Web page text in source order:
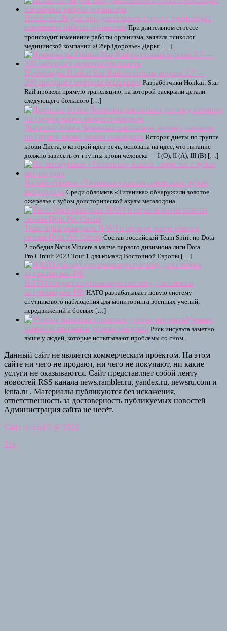
Психолог Якуба: при длительном стрессе происходит
изменение работы организма При длительном стрессе
происходит изменение работы организма, заявила психолог
медицинской компании «СберЗдоровье» Дарья […]
Промокоды Honkai Star Rail со стрима версии 3.7 —
300 звёздного нефрита бесплатно Разработчики Honkai: Star
Rail провели прямую трансляцию, на которой раскрыли детали
следующего большого […]
Диетолог Юлия Чехонина рассказала, почему питание
по группе крови может навредить История диеты по группе
крови Диета, о которой идет речь, основана на идее, что питание
должно зависеть от группы крови человека — I (О), II (A), III (B) […]
На затонувшем «Титанике» нашли ожерелье с зубом
мегалодона Среди обломков «Титаника» обнаружили золотое
ожерелье с зубом доисторической акулы мегалодона.
Team Spirit обыграла NAVI в первом матче нового
сезона Dota Pro Circuit Состав российской Team Spirit по Dota
2 победил Natus Vincere в матче первого дивизиона лиги Dota
Pro Circuit 2023 Tour 1 для команд Восточной Европы […]
НАТО создаст спутниковую систему для слежки
за границами РФ НАТО разрабатывает новую систему
спутникового наблюдения для мониторинга военных учений,
передвижений и боевых […]
Ученые
выявили признаки угрозы инсульта Риск инсульта заметно
выше у людей, которые испытывают проблемы со сном.
Данный сайт не является коммерческим проектом. На этом
сайте ни чего не продают, ни чего не покупают, ни какие
услуги не оказываются. Сайт представляет собой ленту
новостей RSS канала news.rambler.ru, yandex.ru, newsru.com и
lenta.ru . Материалы публикуются без искажения,
ответственность за достоверность публикуемых новостей
Администрация сайта не несёт.
Сайт от bmb3 @ 2022
Top